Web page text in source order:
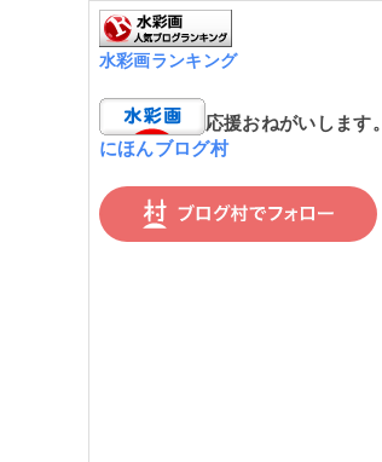
水彩画ランキング
応援おねがいします。
にほんブログ村